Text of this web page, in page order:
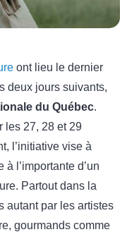
ont lieu le dernier
deux jours suivants,
du Québec.
les 27, 28 et 29
l’initiative vise à
l’importante d’un
Partout dans la
autant par les artistes
gourmands comme